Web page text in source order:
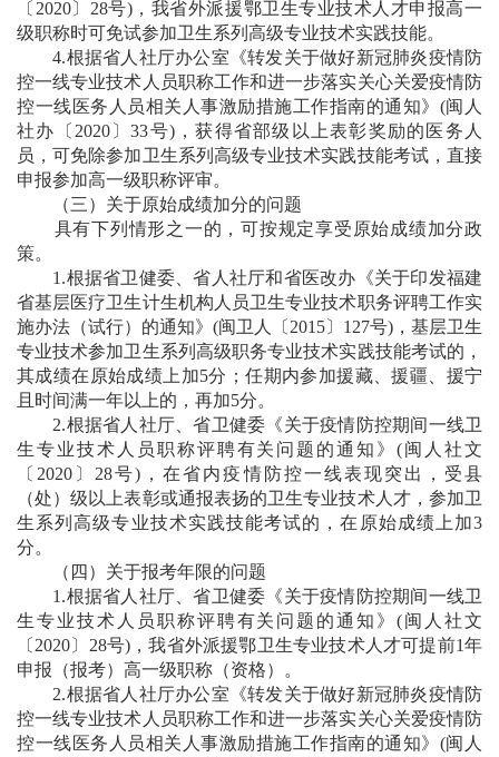
〔2020〕28号)，我省外派援鄂卫生专业技术人才申报高一
级职称时可免试参加卫生系列高级专业技术实践技能。
4.根据省人社厅办公室《转发关于做好新冠肺炎疫情防
控一线专业技术人员职称工作和进一步落实关心关爱疫情防
控一线医务人员相关人事激励措施工作指南的通知》(闽人
社办〔2020〕33号)，获得省部级以上表彰奖励的医务人
员，可免除参加卫生系列高级专业技术实践技能考试，直接
申报参加高一级职称评审。
（三）关于原始成绩加分的问题
具有下列情形之一的，可按规定享受原始成绩加分政
策。
1.根据省卫健委、省人社厅和省医改办《关于印发福建
省基层医疗卫生计生机构人员卫生专业技术职务评聘工作实
施办法（试行）的通知》(闽卫人〔2015〕127号)，基层卫生
专业技术参加卫生系列高级职务专业技术实践技能考试的，
其成绩在原始成绩上加5分；任期内参加援藏、援疆、援宁
且时间满一年以上的，再加5分。
2.根据省人社厅、省卫健委《关于疫情防控期间一线卫
生专业技术人员职称评聘有关问题的通知》(闽人社文
〔2020〕28号)，在省内疫情防控一线表现突出，受县
（处）级以上表彰或通报表扬的卫生专业技术人才，参加卫
生系列高级专业技术实践技能考试的，在原始成绩上加3
分。
（四）关于报考年限的问题
1.根据省人社厅、省卫健委《关于疫情防控期间一线卫
生专业技术人员职称评聘有关问题的通知》(闽人社文
〔2020〕28号)，我省外派援鄂卫生专业技术人才可提前1年
申报（报考）高一级职称（资格）。
2.根据省人社厅办公室《转发关于做好新冠肺炎疫情防
控一线专业技术人员职称工作和进一步落实关心关爱疫情防
控一线医务人员相关人事激励措施工作指南的通知》(闽人